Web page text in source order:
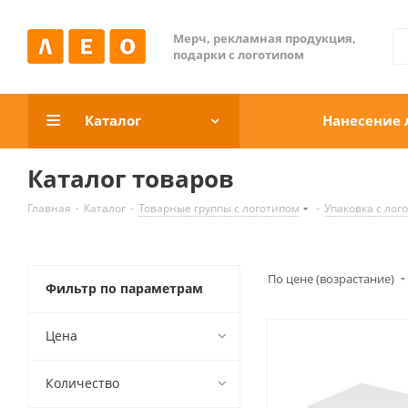
Мерч, рекламная продукция,
подарки с логотипом
Каталог Нанесение
Каталог товаров
Главная - Каталог - Товарные группы c логотипом - Упаковка с
По цене (возрастание)
Фильтр по параметрам
Цена
Количество